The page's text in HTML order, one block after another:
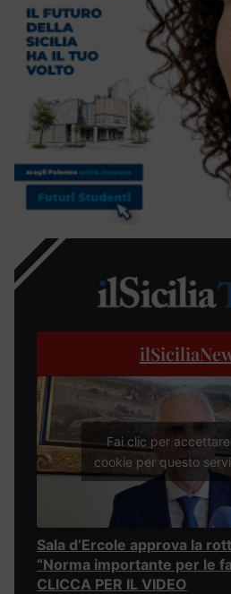
Fai clic per
cookie per questo
Sala d’Ercole approva la
“Norma importante per le
CLICCA PER IL VIDEO